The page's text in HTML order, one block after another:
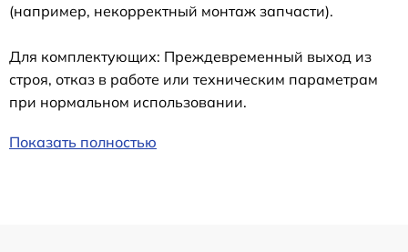
(например, некорректный монтаж запчасти).
Для комплектующих: Преждевременный выход из
строя, отказ в работе или техническим параметрам
при нормальном использовании.
Показать полностью